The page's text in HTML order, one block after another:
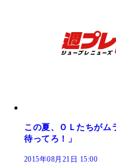
この夏、ＯＬたちがム
待ってろ！」
2015年08月21日 15:00